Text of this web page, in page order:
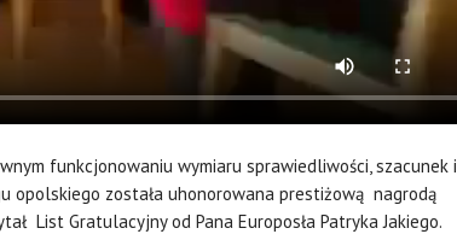
funkcjonowaniu wymiaru sprawiedliwości, szacunek i
opolskiego została uhonorowana prestiżową nagrodą
List Gratulacyjny od Pana Europosła Patryka Jakiego.